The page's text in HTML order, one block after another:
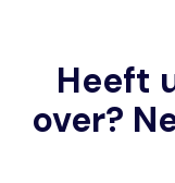
Heeft
over?